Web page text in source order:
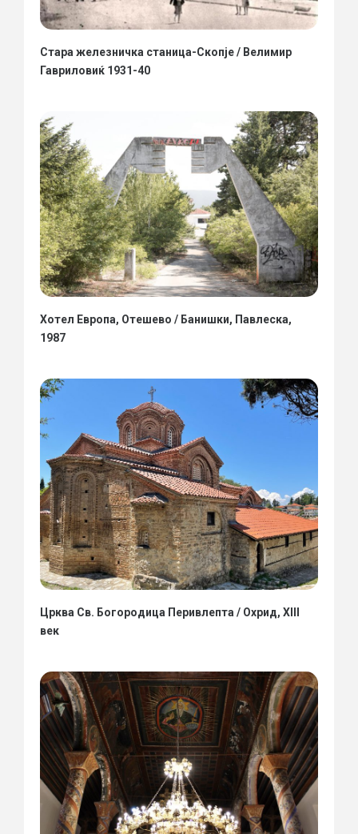
Стара железничка станица-Скопје / Велимир
Гавриловиќ 1931-40
Хотел Европа, Отешево / Банишки, Павлеска,
1987
Црква Св. Богородица Перивлепта / Охрид, XIII
век